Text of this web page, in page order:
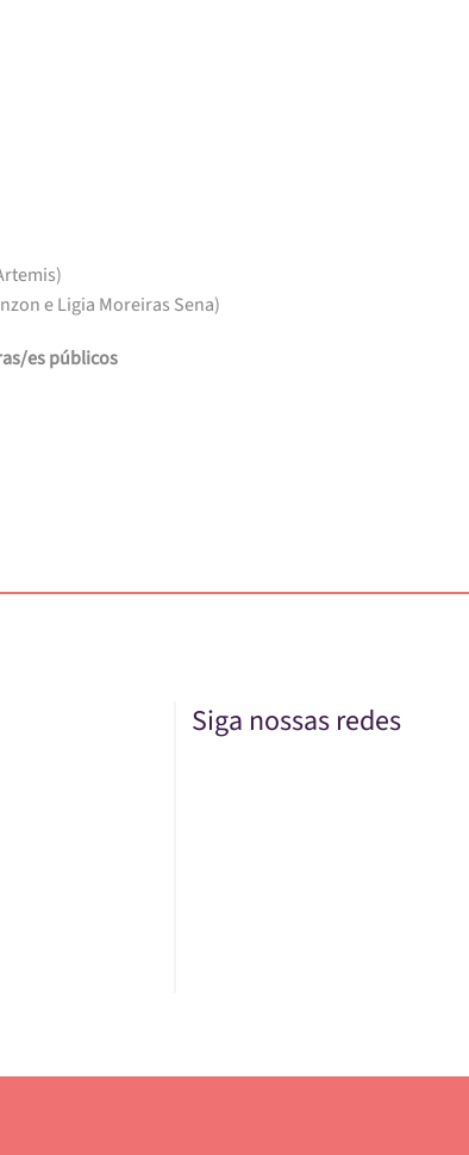
e Ligia Moreiras Sena)
es públicos
Siga nossas redes